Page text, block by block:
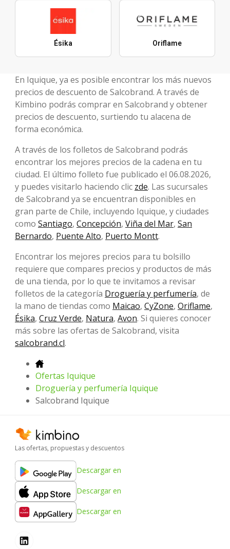
Ésika Oriflame
En Iquique, ya es posible encontrar los más nuevos
precios de descuento de Salcobrand. A través de
Kimbino podrás comprar en Salcobrand y obtener
precios de descuento, surtiendo tu alacena de
forma económica.
A través de los folletos de Salcobrand podrás
encontrar los mejores precios de la cadena en tu
ciudad. El último folleto fue publicado el 06.08.2026,
y puedes visitarlo haciendo clic zde. Las sucursales
de Salcobrand ya se encuentran disponibles en
gran parte de Chile, incluyendo Iquique, y ciudades
como Santiago, Concepción, Viña del Mar, San
Bernardo, Puente Alto, Puerto Montt.
Encontrar los mejores precios para tu bolsillo
requiere que compares precios y productos de más
de una tienda, por lo que te invitamos a revisar
folletos de la categoría Droguería y perfumería, de
la mano de tiendas como Maicao, CyZone, Oriflame,
Ésika, Cruz Verde, Natura, Avon. Si quieres conocer
más sobre las ofertas de Salcobrand, visita
salcobrand.cl.
Ofertas Iquique
Droguería y perfumería Iquique
Salcobrand Iquique
Las ofertas, propuestas y descuentos
Descargar en
Descargar en
Descargar en